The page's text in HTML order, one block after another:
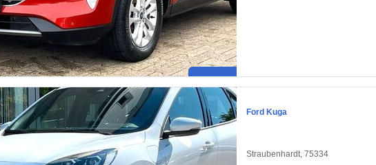
Ford Kuga
Straubenhardt, 75334